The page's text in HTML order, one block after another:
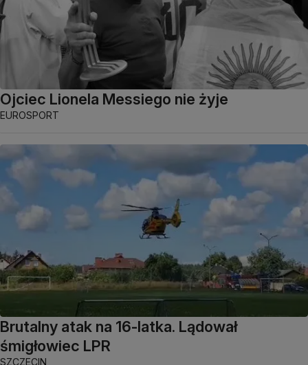
Ojciec Lionela Messiego nie żyje
EUROSPORT
Brutalny atak na 16-latka. Lądował
śmigłowiec LPR
SZCZECIN